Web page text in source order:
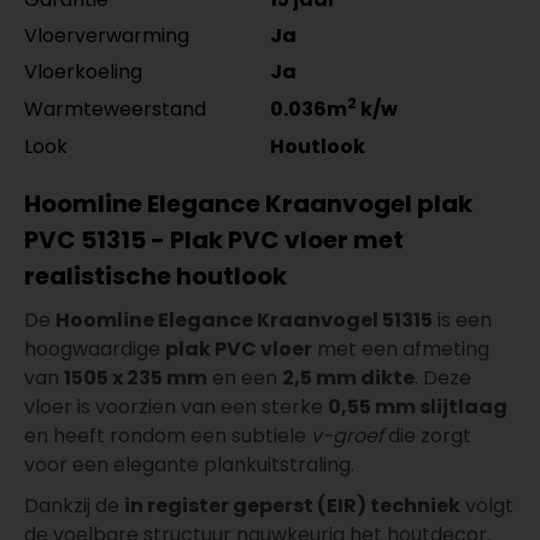
Vloerverwarming
Ja
Vloerkoeling
Ja
Warmteweerstand
0.036m2 k/w
Look
Houtlook
Hoomline Elegance Kraanvogel plak
PVC 51315 - Plak PVC vloer met
realistische houtlook
De Hoomline Elegance Kraanvogel 51315 is een
hoogwaardige plak PVC vloer met een afmeting
van 1505 x 235 mm en een 2,5 mm dikte. Deze
vloer is voorzien van een sterke 0,55 mm slijtlaag
en heeft rondom een subtiele v-groefdie zorgt
voor een elegante plankuitstraling.
Dankzij de in register geperst (EIR) techniek volgt
de voelbare structuur nauwkeurig het houtdecor.